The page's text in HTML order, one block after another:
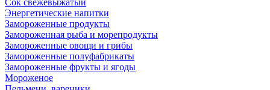
Сок свежевыжатый
Энергетические напитки
Замороженные продукты
Замороженная рыба и морепродукты
Замороженные овощи и грибы
Замороженные полуфабрикаты
Замороженные фрукты и ягоды
Мороженое